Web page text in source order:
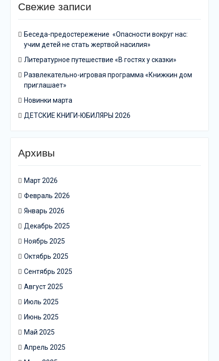
Свежие записи
Беседа-предостережение «Опасности вокруг нас:
учим детей не стать жертвой насилия»
Литературное путешествие «В гостях у сказки»
Развлекательно-игровая программа «Книжкин дом
приглашает»
Новинки марта
ДЕТСКИЕ КНИГИ-ЮБИЛЯРЫ 2026
Архивы
Март 2026
Февраль 2026
Январь 2026
Декабрь 2025
Ноябрь 2025
Октябрь 2025
Сентябрь 2025
Август 2025
Июль 2025
Июнь 2025
Май 2025
Апрель 2025